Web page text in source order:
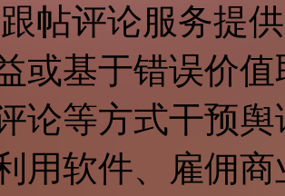
帖评论服务提
或基于错误价
论等方式干预
用软件、雇佣